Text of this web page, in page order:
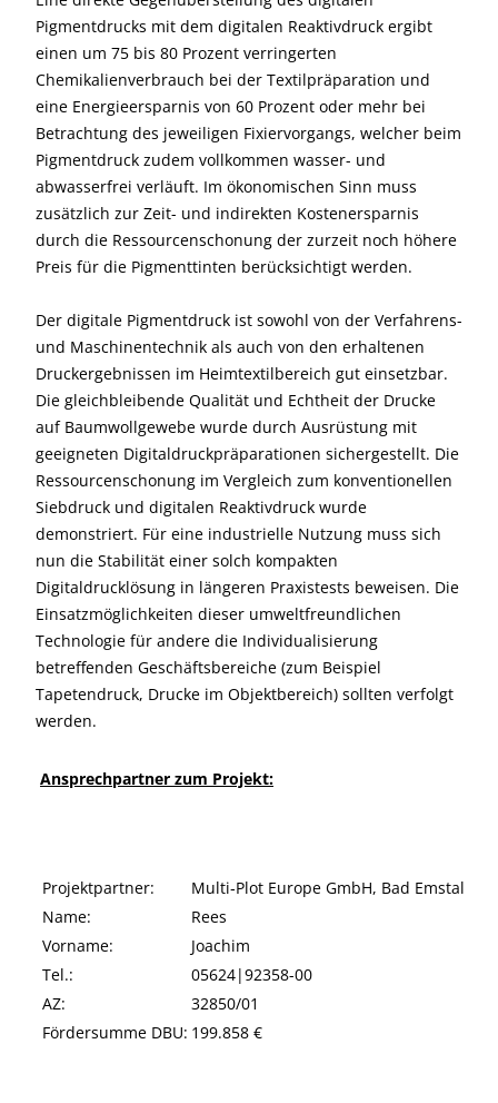
Pigmentdrucks mit dem digitalen Reaktivdruck ergibt
einen um 75 bis 80 Prozent verringerten
Chemikalienverbrauch bei der Textilpräparation und
eine Energieersparnis von 60 Prozent oder mehr bei
Betrachtung des jeweiligen Fixiervorgangs, welcher beim
Pigmentdruck zudem vollkommen wasser- und
abwasserfrei verläuft. Im ökonomischen Sinn muss
zusätzlich zur Zeit- und indirekten Kostenersparnis
durch die Ressourcenschonung der zurzeit noch höhere
Preis für die Pigmenttinten berücksichtigt werden.
Der digitale Pigmentdruck ist sowohl von der Verfahrens-
und Maschinentechnik als auch von den erhaltenen
Druckergebnissen im Heimtextilbereich gut einsetzbar.
Die gleichbleibende Qualität und Echtheit der Drucke
auf Baumwollgewebe wurde durch Ausrüstung mit
geeigneten Digitaldruckpräparationen sichergestellt. Die
Ressourcenschonung im Vergleich zum konventionellen
Siebdruck und digitalen Reaktivdruck wurde
demonstriert. Für eine industrielle Nutzung muss sich
nun die Stabilität einer solch kompakten
Digitaldrucklösung in längeren Praxistests beweisen. Die
Einsatzmöglichkeiten dieser umweltfreundlichen
Technologie für andere die Individualisierung
betreffenden Geschäftsbereiche (zum Beispiel
Tapetendruck, Drucke im Objektbereich) sollten verfolgt
werden.
Ansprechpartner zum Projekt:
Projektpartner:
Multi‐Plot Europe GmbH, Bad Emstal
Name:
Rees
Vorname:
Joachim
Tel.:
05624|92358-00
AZ:
32850/01
Fördersumme DBU: 199.858 €